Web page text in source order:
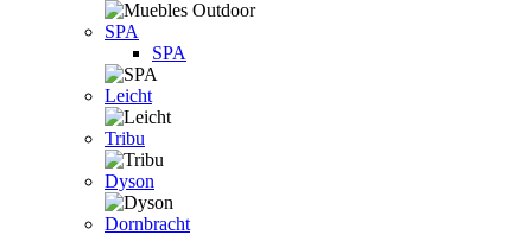
SPA
SPA
Leicht
Tribu
Dyson
Dornbracht